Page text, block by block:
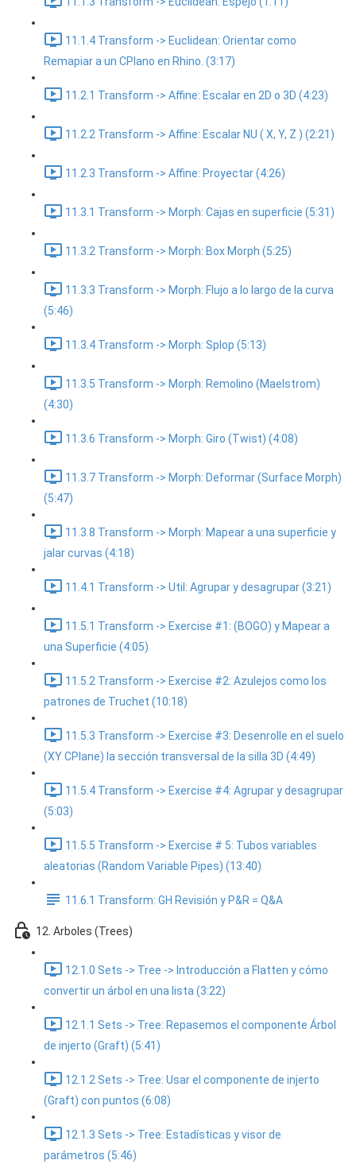
11.1.4 Transform -> Euclidean: Orientar como
Remapiar a un CPlano en Rhino. (3:17)
11.2.1 Transform -> Affine: Escalar en 2D o 3D (4:23)
11.2.2 Transform -> Affine: Escalar NU ( X, Y, Z ) (2:21)
11.2.3 Transform -> Affine: Proyectar (4:26)
11.3.1 Transform -> Morph: Cajas en superficie (5:31)
11.3.2 Transform -> Morph: Box Morph (5:25)
11.3.3 Transform -> Morph: Flujo a lo largo de la curva
(5:46)
11.3.4 Transform -> Morph: Splop (5:13)
11.3.5 Transform -> Morph: Remolino (Maelstrom)
(4:30)
11.3.6 Transform -> Morph: Giro (Twist) (4:08)
11.3.7 Transform -> Morph: Deformar (Surface Morph)
(5:47)
11.3.8 Transform -> Morph: Mapear a una superficie y
jalar curvas (4:18)
11.4.1 Transform -> Util: Agrupar y desagrupar (3:21)
11.5.1 Transform -> Exercise #1: (BOGO) y Mapear a
una Superficie (4:05)
11.5.2 Transform -> Exercise #2: Azulejos como los
patrones de Truchet (10:18)
11.5.3 Transform -> Exercise #3: Desenrolle en el suelo
(XY CPlane) la sección transversal de la silla 3D (4:49)
11.5.4 Transform -> Exercise #4: Agrupar y desagrupar
(5:03)
11.5.5 Transform -> Exercise # 5: Tubos variables
aleatorias (Random Variable Pipes) (13:40)
11.6.1 Transform: GH Revisión y P&R = Q&A
12. Arboles (Trees)
12.1.0 Sets -> Tree -> Introducción a Flatten y cómo
convertir un árbol en una lista (3:22)
12.1.1 Sets -> Tree: Repasemos el componente Árbol
de injerto (Graft) (5:41)
12.1.2 Sets -> Tree: Usar el componente de injerto
(Graft) con puntos (6:08)
12.1.3 Sets -> Tree: Estadísticas y visor de
parámetros (5:46)